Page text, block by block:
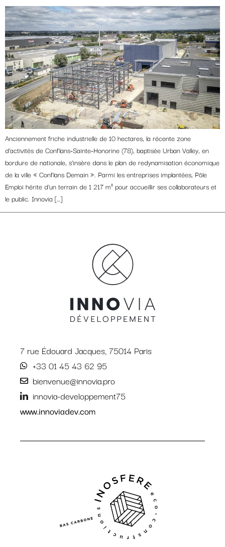
Anciennement friche industrielle de 10 hectares, la récente zone
d’activités de Conflans-Sainte-Honorine (78), baptisée Urban Valley, en
bordure de nationale, s’insère dans le plan de redynamisation économique
de la ville « Conflans Demain ». Parmi les entreprises implantées, Pôle
Emploi hérite d’un terrain de 1 217 m² pour accueillir ses collaborateurs et
le public. Innovia […]
7 rue Édouard Jacques, 75014 Paris
+33 01 45 43 62 95
bienvenue@innovia.pro
innovia-developpement75
www.innoviadev.com